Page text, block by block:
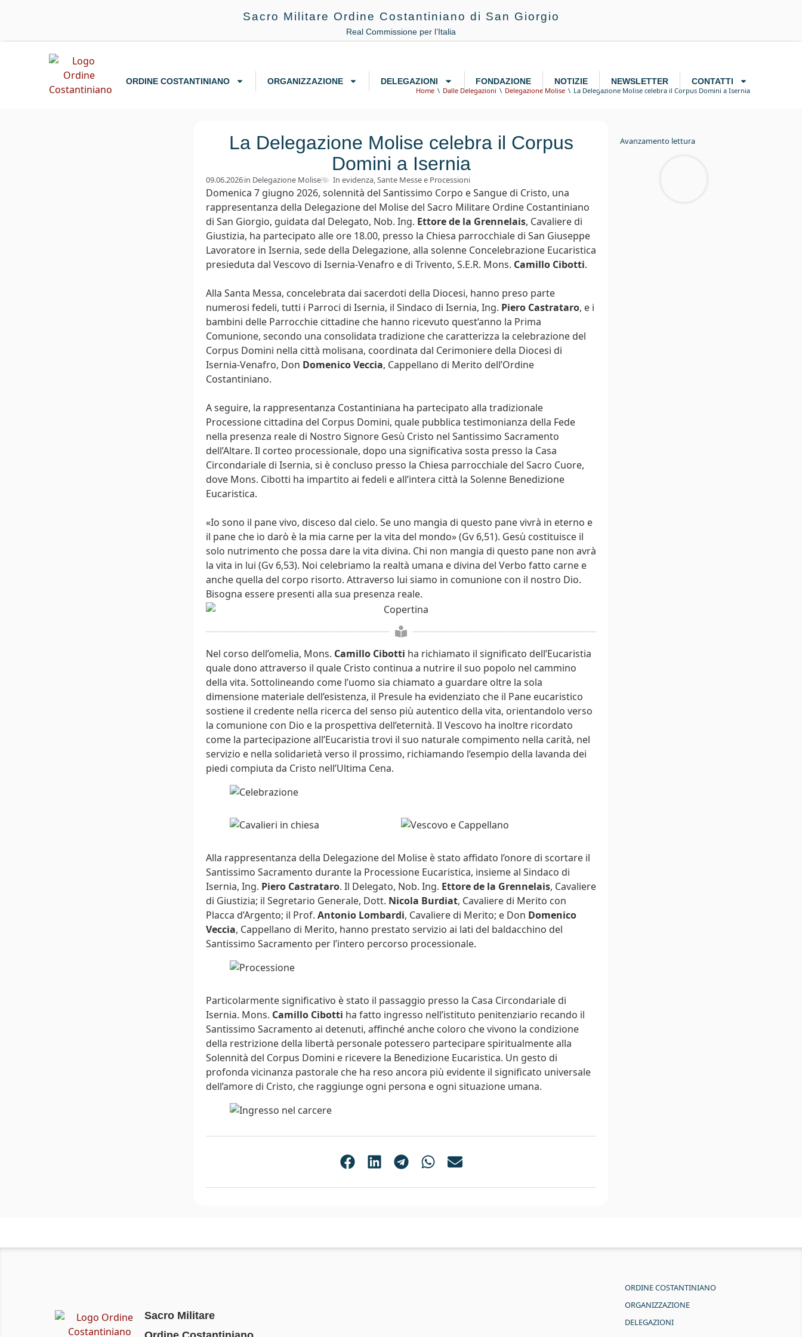
Sacro Militare Ordine Costantiniano di San Giorgio
Real Commissione per l’Italia
ORDINE COSTANTINIANO ORGANIZZAZIONE DELEGAZIONI FONDAZIONE NOTIZIE NEWSLETTER CONTATTI
Home Dalle Delegazioni Delegazione Molise La Delegazione Molise celebra il Corpus Domini a Isernia
La Delegazione Molise celebra il Corpus
Domini a Isernia
09.06.2026in Delegazione Molise In evidenza,Sante Messe e Processioni
Domenica 7 giugno 2026, solennità del Santissimo Corpo e Sangue di Cristo, una
rappresentanza della Delegazione del Molise del Sacro Militare Ordine Costantiniano
di San Giorgio, guidata dal Delegato, Nob. Ing. Ettore de la Grennelais, Cavaliere di
Giustizia, ha partecipato alle ore 18.00, presso la Chiesa parrocchiale di San Giuseppe
Lavoratore in Isernia, sede della Delegazione, alla solenne Concelebrazione Eucaristica
presieduta dal Vescovo di Isernia-Venafro e di Trivento, S.E.R. Mons. Camillo Cibotti.
Alla Santa Messa, concelebrata dai sacerdoti della Diocesi, hanno preso parte
numerosi fedeli, tutti i Parroci di Isernia, il Sindaco di Isernia, Ing. Piero Castrataro, e i
bambini delle Parrocchie cittadine che hanno ricevuto quest’anno la Prima
Comunione, secondo una consolidata tradizione che caratterizza la celebrazione del
Corpus Domini nella città molisana, coordinata dal Cerimoniere della Diocesi di
Isernia-Venafro, Don Domenico Veccia, Cappellano di Merito dell’Ordine
Costantiniano.
A seguire, la rappresentanza Costantiniana ha partecipato alla tradizionale
Processione cittadina del Corpus Domini, quale pubblica testimonianza della Fede
nella presenza reale di Nostro Signore Gesù Cristo nel Santissimo Sacramento
dell’Altare. Il corteo processionale, dopo una significativa sosta presso la Casa
Circondariale di Isernia, si è concluso presso la Chiesa parrocchiale del Sacro Cuore,
dove Mons. Cibotti ha impartito ai fedeli e all’intera città la Solenne Benedizione
Eucaristica.
«Io sono il pane vivo, disceso dal cielo. Se uno mangia di questo pane vivrà in eterno e
il pane che io darò è la mia carne per la vita del mondo» (Gv 6,51). Gesù costituisce il
solo nutrimento che possa dare la vita divina. Chi non mangia di questo pane non avrà
la vita in lui (Gv 6,53). Noi celebriamo la realtà umana e divina del Verbo fatto carne e
anche quella del corpo risorto. Attraverso lui siamo in comunione con il nostro Dio.
Bisogna essere presenti alla sua presenza reale.
Nel corso dell’omelia, Mons. Camillo Cibotti ha richiamato il significato dell’Eucaristia
quale dono attraverso il quale Cristo continua a nutrire il suo popolo nel cammino
della vita. Sottolineando come l’uomo sia chiamato a guardare oltre la sola
dimensione materiale dell’esistenza, il Presule ha evidenziato che il Pane eucaristico
sostiene il credente nella ricerca del senso più autentico della vita, orientandolo verso
la comunione con Dio e la prospettiva dell’eternità. Il Vescovo ha inoltre ricordato
come la partecipazione all’Eucaristia trovi il suo naturale compimento nella carità, nel
servizio e nella solidarietà verso il prossimo, richiamando l’esempio della lavanda dei
piedi compiuta da Cristo nell’Ultima Cena.
Alla rappresentanza della Delegazione del Molise è stato affidato l’onore di scortare il
Santissimo Sacramento durante la Processione Eucaristica, insieme al Sindaco di
Isernia, Ing. Piero Castrataro. Il Delegato, Nob. Ing. Ettore de la Grennelais, Cavaliere
di Giustizia; il Segretario Generale, Dott. Nicola Burdiat, Cavaliere di Merito con
Placca d’Argento; il Prof. Antonio Lombardi, Cavaliere di Merito; e Don Domenico
Veccia, Cappellano di Merito, hanno prestato servizio ai lati del baldacchino del
Santissimo Sacramento per l’intero percorso processionale.
Particolarmente significativo è stato il passaggio presso la Casa Circondariale di
Isernia. Mons. Camillo Cibotti ha fatto ingresso nell’istituto penitenziario recando il
Santissimo Sacramento ai detenuti, affinché anche coloro che vivono la condizione
della restrizione della libertà personale potessero partecipare spiritualmente alla
Solennità del Corpus Domini e ricevere la Benedizione Eucaristica. Un gesto di
profonda vicinanza pastorale che ha reso ancora più evidente il significato universale
dell’amore di Cristo, che raggiunge ogni persona e ogni situazione umana.
Avanzamento lettura
Sacro Militare
ORDINE COSTANTINIANO
ORGANIZZAZIONE
DELEGAZIONI